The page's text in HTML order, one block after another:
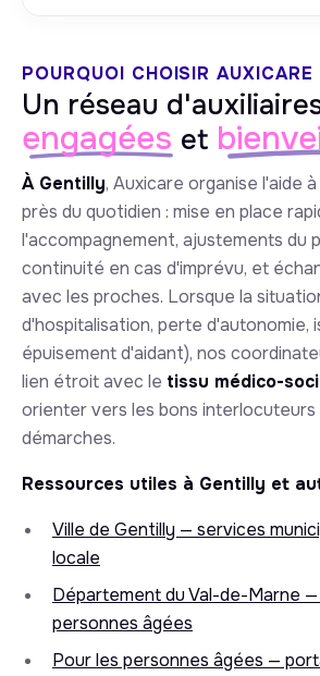
POURQUOI CHOISIR AUXICARE
Un réseau
engagées et
À Gentilly, Auxicare organise l'aide
près du quotidien : mise en place
l'accompagnement, ajustements du
continuité en cas d'imprévu, et
avec les proches. Lorsque la
d'hospitalisation, perte d'autonomie,
épuisement d'aidant), nos
lien étroit avec le tissu médico-
orienter vers les bons
démarches.
Ressources utiles à Gentilly et
Ville de Gentilly — services
locale
Département du Val-de-Marne
personnes âgées
Pour les personnes âgées —